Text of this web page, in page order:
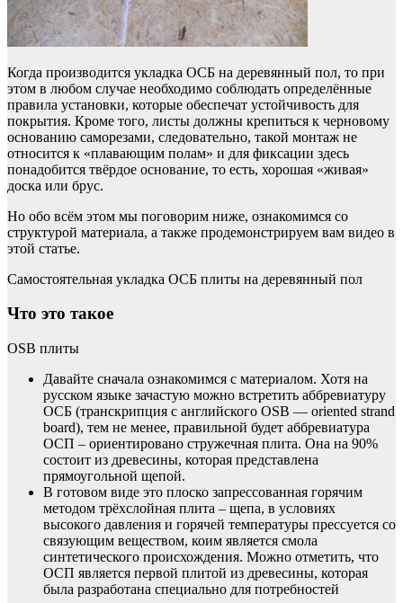
Когда производится укладка ОСБ на деревянный пол, то при
этом в любом случае необходимо соблюдать определённые
правила установки, которые обеспечат устойчивость для
покрытия. Кроме того, листы должны крепиться к черновому
основанию саморезами, следовательно, такой монтаж не
относится к «плавающим полам» и для фиксации здесь
понадобится твёрдое основание, то есть, хорошая «живая»
доска или брус.
Но обо всём этом мы поговорим ниже, ознакомимся со
структурой материала, а также продемонстрируем вам видео в
этой статье.
Самостоятельная укладка ОСБ плиты на деревянный пол
Что это такое
OSB плиты
Давайте сначала ознакомимся с материалом. Хотя на
русском языке зачастую можно встретить аббревиатуру
ОСБ (транскрипция с английского OSB — oriented strand
board), тем не менее, правильной будет аббревиатура
ОСП – ориентировано стружечная плита. Она на 90%
состоит из древесины, которая представлена
прямоугольной щепой.
В готовом виде это плоско запрессованная горячим
методом трёхслойная плита – щепа, в условиях
высокого давления и горячей температуры прессуется со
связующим веществом, коим является смола
синтетического происхождения. Можно отметить, что
ОСП является первой плитой из древесины, которая
была разработана специально для потребностей